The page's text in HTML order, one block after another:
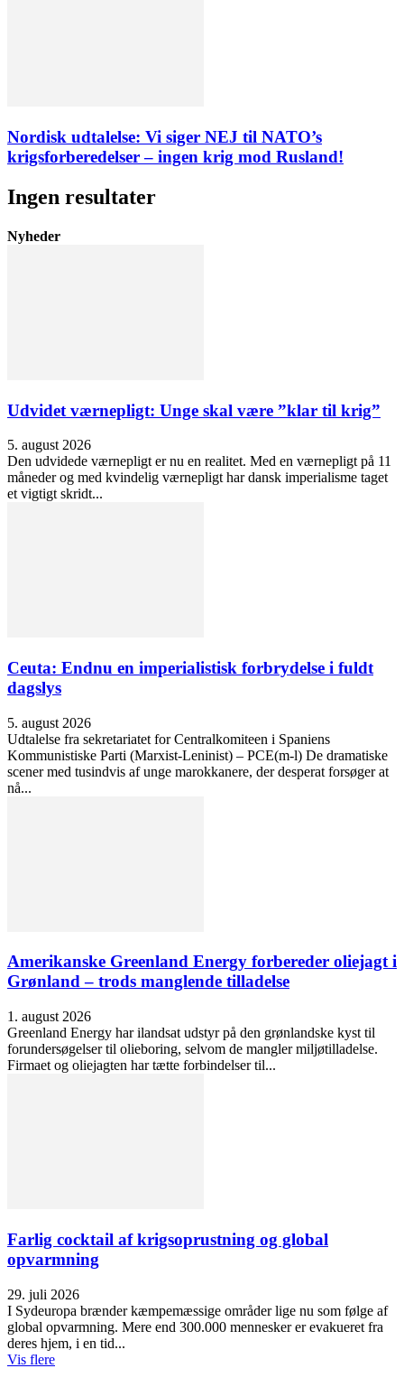
Nordisk udtalelse: Vi siger NEJ til NATO’s
krigsforberedelser – ingen krig mod Rusland!
Ingen resultater
Nyheder
Udvidet værnepligt: Unge skal være ”klar til krig”
5. august 2026
Den udvidede værnepligt er nu en realitet. Med en værnepligt på 11
måneder og med kvindelig værnepligt har dansk imperialisme taget
et vigtigt skridt...
Ceuta: Endnu en imperialistisk forbrydelse i fuldt
dagslys
5. august 2026
Udtalelse fra sekretariatet for Centralkomiteen i Spaniens
Kommunistiske Parti (Marxist-Leninist) – PCE(m-l) De dramatiske
scener med tusindvis af unge marokkanere, der desperat forsøger at
nå...
Amerikanske Greenland Energy forbereder oliejagt i
Grønland – trods manglende tilladelse
1. august 2026
Greenland Energy har ilandsat udstyr på den grønlandske kyst til
forundersøgelser til olieboring, selvom de mangler miljøtilladelse.
Firmaet og oliejagten har tætte forbindelser til...
Farlig cocktail af krigsoprustning og global
opvarmning
29. juli 2026
I Sydeuropa brænder kæmpemæssige områder lige nu som følge af
global opvarmning. Mere end 300.000 mennesker er evakueret fra
deres hjem, i en tid...
Vis flere